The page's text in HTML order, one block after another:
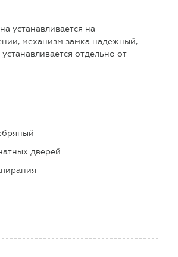
устанавливается на
механизм замка надежный,
отдельно от
дверей